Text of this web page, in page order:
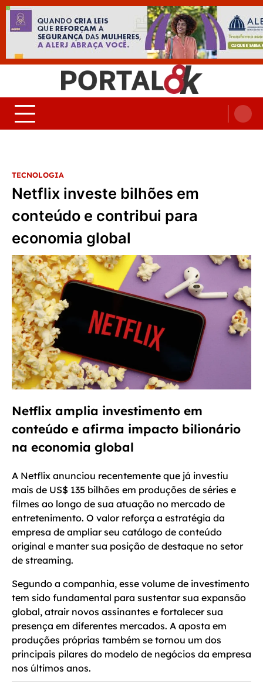
content
Portal 8K – Seu portal de
TECNOLOGIA
Netflix investe bilhões em
conteúdo e contribui para
economia global
Netflix amplia investimento em
conteúdo e afirma impacto bilionário
na economia global
A Netflix anunciou recentemente que já investiu
mais de US$ 135 bilhões em produções de séries e
filmes ao longo de sua atuação no mercado de
entretenimento. O valor reforça a estratégia da
empresa de ampliar seu catálogo de conteúdo
original e manter sua posição de destaque no setor
de streaming.
Segundo a companhia, esse volume de investimento
tem sido fundamental para sustentar sua expansão
global, atrair novos assinantes e fortalecer sua
presença em diferentes mercados. A aposta em
produções próprias também se tornou um dos
principais pilares do modelo de negócios da empresa
nos últimos anos.